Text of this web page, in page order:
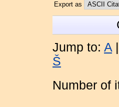
Export as
Jump to: A
Š
Number of